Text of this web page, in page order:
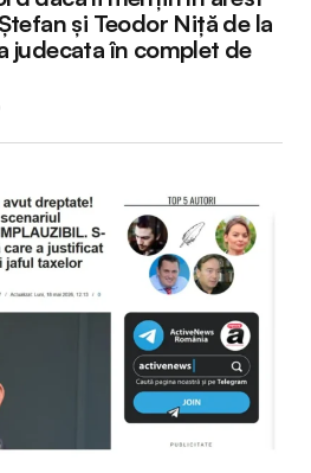
și Teodor Niță de la
judecata în complet de